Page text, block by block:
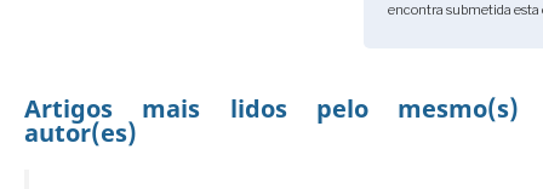
encontra submetida esta
Artigos mais lidos pelo mesmo(s)
autor(es)